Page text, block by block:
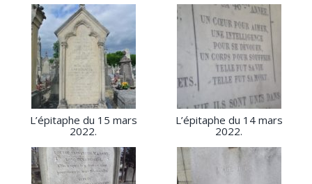
L’épitaphe du 15 mars
2022.
L’épitaphe du 14 mars
2022.